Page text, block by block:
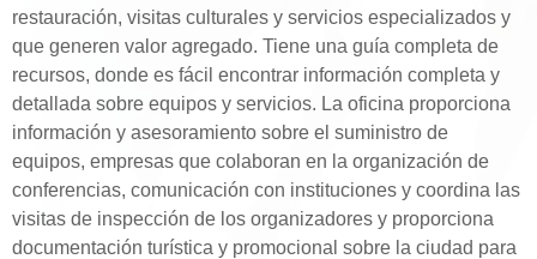
restauración, visitas culturales y servicios especializados y
que generen valor agregado. Tiene una guía completa de
recursos, donde es fácil encontrar información completa y
detallada sobre equipos y servicios. La oficina proporciona
información y asesoramiento sobre el suministro de
equipos, empresas que colaboran en la organización de
conferencias, comunicación con instituciones y coordina las
visitas de inspección de los organizadores y proporciona
documentación turística y promocional sobre la ciudad para